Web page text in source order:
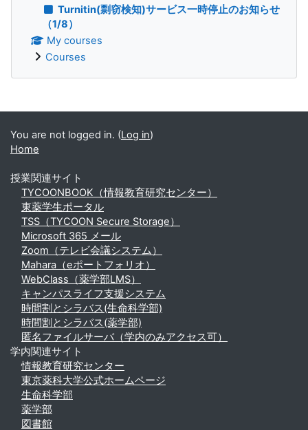
Turnitin(剽窃検知)サービス一時停止のお知らせ
（1/8）
My courses
Courses
Supplementary blocks
You are not logged in. (Log in)
Home
授業関連サイト
TYCOONBOOK（情報教育研究センター）
東薬学生ポータル
TSS（TYCOON Secure Storage）
Microsoft 365 メール
Zoom（テレビ会議システム）
Mahara（eポートフォリオ）
WebClass（薬学部LMS）
キャンパスライフ支援システム
時間割とシラバス(生命科学部)
時間割とシラバス(薬学部)
匿名ファイルサーバ（学内のみアクセス可）
学内関連サイト
情報教育研究センター
東京薬科大学公式ホームページ
生命科学部
薬学部
図書館